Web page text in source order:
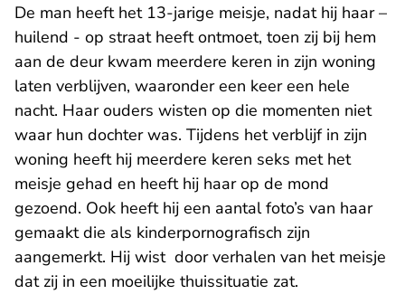
De man heeft het 13-jarige meisje, nadat hij haar –
huilend - op straat heeft ontmoet, toen zij bij hem
aan de deur kwam meerdere keren in zijn woning
laten verblijven, waaronder een keer een hele
nacht. Haar ouders wisten op die momenten niet
waar hun dochter was. Tijdens het verblijf in zijn
woning heeft hij meerdere keren seks met het
meisje gehad en heeft hij haar op de mond
gezoend. Ook heeft hij een aantal foto’s van haar
gemaakt die als kinderpornografisch zijn
aangemerkt. Hij wist door verhalen van het meisje
dat zij in een moeilijke thuissituatie zat.